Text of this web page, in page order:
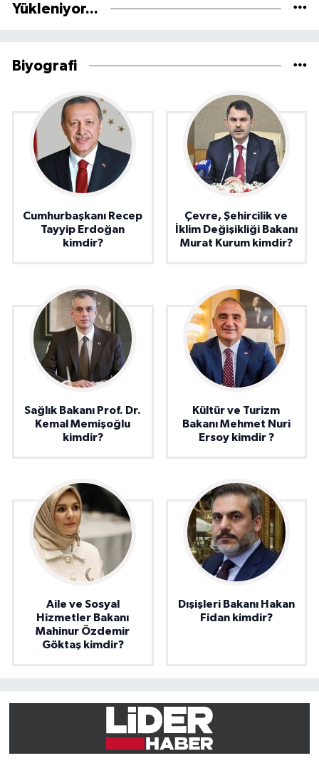
Yükleniyor...
Biyografi
Cumhurbaşkanı Recep
Tayyip Erdoğan
kimdir?
Çevre, Şehircilik ve
İklim Değişikliği Bakanı
Murat Kurum kimdir?
Sağlık Bakanı Prof. Dr.
Kemal Memişoğlu
kimdir?
Kültür ve Turizm
Bakanı Mehmet Nuri
Ersoy kimdir ?
Aile ve Sosyal
Hizmetler Bakanı
Mahinur Özdemir
Göktaş kimdir?
Dışişleri Bakanı Hakan
Fidan kimdir?